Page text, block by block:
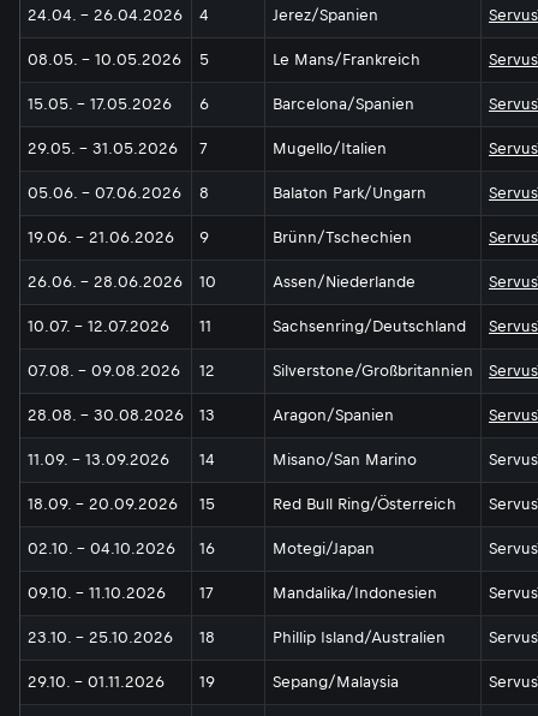
24.04. - 26.04.2026 4 Jerez/Spanien
08.05. - 10.05.2026 5 Le Mans/Frankreich
15.05. - 17.05.2026 6 Barcelona/Spanien
29.05. - 31.05.2026 7 Mugello/Italien
05.06. - 07.06.2026 8 Balaton Park/Ungarn
19.06. - 21.06.2026 9 Brünn/Tschechien
26.06. - 28.06.2026 10 Assen/Niederlande
10.07. - 12.07.2026 11 Sachsenring/Deutschland
07.08. - 09.08.2026 12 Silverstone/Großbritannien
28.08. - 30.08.2026 13 Aragon/Spanien
11.09. - 13.09.2026 14 Misano/San Marino
18.09. - 20.09.2026 15 Red Bull Ring/Österreich
02.10. - 04.10.2026 16 Motegi/Japan
09.10. - 11.10.2026 17 Mandalika/Indonesien
23.10. - 25.10.2026 18 Phillip Island/Australien
29.10. - 01.11.2026 19 Sepang/Malaysia